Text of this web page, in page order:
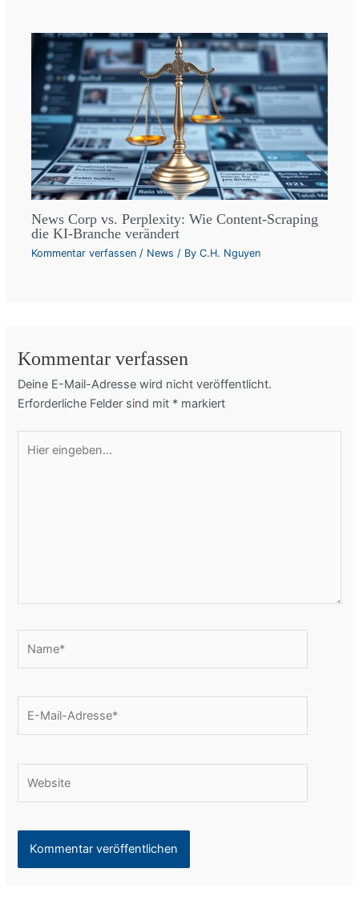
News Corp vs. Perplexity: Wie Content-Scraping
die KI-Branche verändert
Kommentar verfassen / News / ByC.H. Nguyen
Kommentar verfassen
Deine E-Mail-Adresse wird nicht veröffentlicht.
Erforderliche Felder sind mit * markiert
eingeben…